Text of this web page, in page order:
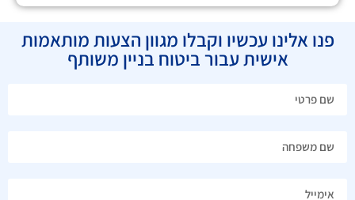
פנו אלינו עכשיו וקבלו מגוון הצעות מותאמות
אישית עבור ביטוח בניין משותף